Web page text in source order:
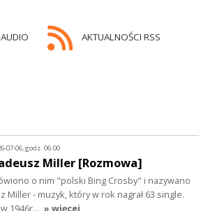
AKTUALNOŚCI RSS
07-06, godz. 06:00
Miller [Rozmowa]
o nim "polski Bing Crosby" i nazywano
Miller - muzyk, który w rok nagrał 63 single.
1946r… » więcej